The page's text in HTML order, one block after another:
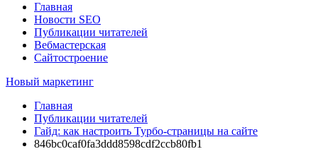
Главная
Новости SEO
Публикации читателей
Вебмастерская
Сайтостроение
Новый маркетинг
Главная
Публикации читателей
Гайд: как настроить Турбо-страницы на сайте
846bc0caf0fa3ddd8598cdf2ccb80fb1